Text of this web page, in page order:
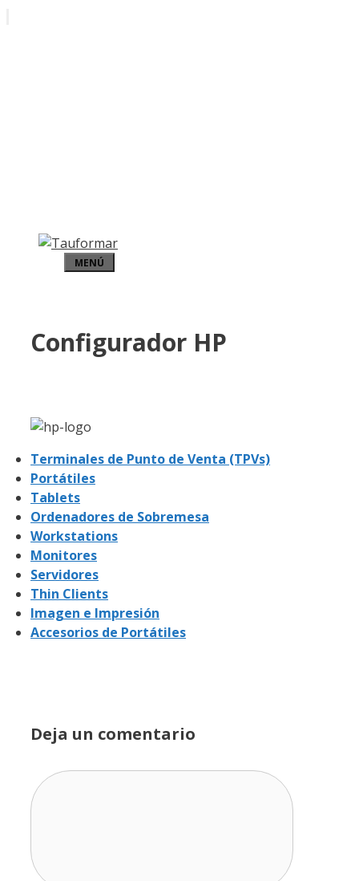
MENÚ
Configurador HP
Terminales de Punto de Venta (TPVs)
Portátiles
Tablets
Ordenadores de Sobremesa
Workstations
Monitores
Servidores
Thin Clients
Imagen e Impresión
Accesorios de Portátiles
Deja un comentario
Comentario